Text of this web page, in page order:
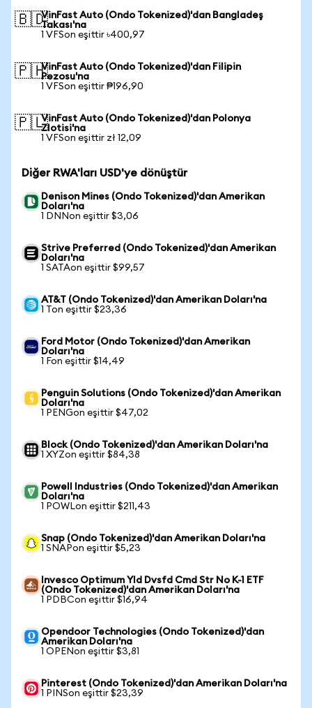
🇧🇩VinFast Auto (Ondo Tokenized)'dan Bangladeş
Takası'na
1 VFSon eşittir ৳400,97
🇵🇭VinFast Auto (Ondo Tokenized)'dan Filipin
Pezosu'na
1 VFSon eşittir ₱196,90
🇵🇱VinFast Auto (Ondo Tokenized)'dan Polonya
Zlotisi'na
1 VFSon eşittir zł 12,09
Diğer RWA'ları USD'ye dönüştür
Denison Mines (Ondo Tokenized)'dan Amerikan
Doları'na
1 DNNon eşittir $3,06
Strive Preferred (Ondo Tokenized)'dan Amerikan
Doları'na
1 SATAon eşittir $99,57
AT&T (Ondo Tokenized)'dan Amerikan Doları'na
1 Ton eşittir $23,36
Ford Motor (Ondo Tokenized)'dan Amerikan
Doları'na
1 Fon eşittir $14,49
Penguin Solutions (Ondo Tokenized)'dan Amerikan
Doları'na
1 PENGon eşittir $47,02
Block (Ondo Tokenized)'dan Amerikan Doları'na
1 XYZon eşittir $84,38
Powell Industries (Ondo Tokenized)'dan Amerikan
Doları'na
1 POWLon eşittir $211,43
Snap (Ondo Tokenized)'dan Amerikan Doları'na
1 SNAPon eşittir $5,23
Invesco Optimum Yld Dvsfd Cmd Str No K-1 ETF
(Ondo Tokenized)'dan Amerikan Doları'na
1 PDBCon eşittir $16,94
Opendoor Technologies (Ondo Tokenized)'dan
Amerikan Doları'na
1 OPENon eşittir $3,81
Pinterest (Ondo Tokenized)'dan Amerikan Doları'na
1 PINSon eşittir $23,39